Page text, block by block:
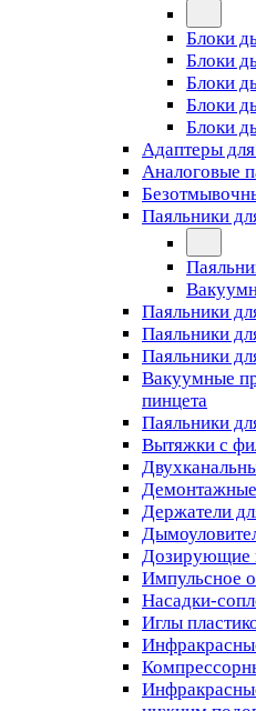
Блоки
Блоки
Блоки
Блоки
Блоки
Адаптеры
Аналоговые
Паяльники
Паяльники
Паяльники
Паяльники
Вакуумные
пинцета
Паяльники
Вытяжки с
Держатели
Дозирующие
Импульсное
Насадки-
Иглы